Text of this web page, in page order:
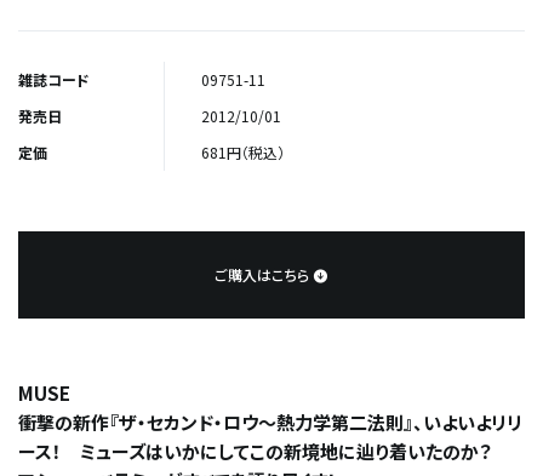
雑誌コード
09751-11
発売日
2012/10/01
定価
681円（税込）
ご購入はこちら
MUSE
衝撃の新作『ザ・セカンド・ロウ～熱力学第二法則』、いよいよリリ
ース！ ミューズはいかにしてこの新境地に辿り着いたのか？